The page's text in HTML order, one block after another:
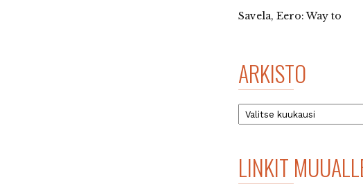
Savela, Eero: Way to
ARKISTO
Arkisto
LINKIT